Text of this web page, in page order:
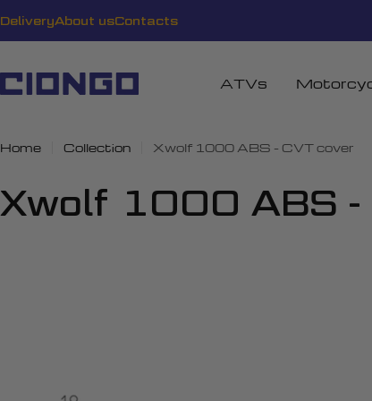
to
DeliveryAbout usContacts
ATVs
Home Collection Xwolf 1000 ABS - CVT cover
C
Xwolf 1000 ABS -